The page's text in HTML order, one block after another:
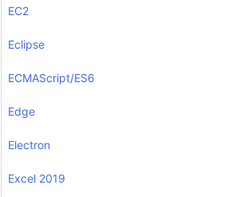
EC2
Eclipse
ECMAScript/ES6
Edge
Electron
Excel 2019